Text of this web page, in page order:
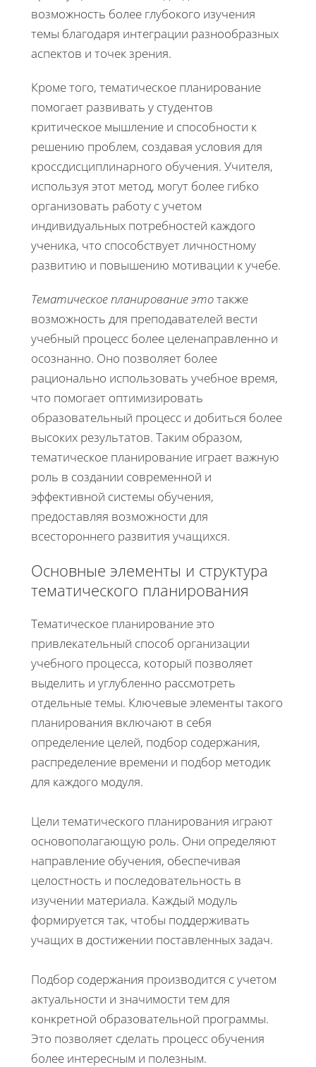
возможность более глубокого изучения
темы благодаря интеграции разнообразных
аспектов и точек зрения.
Кроме того, тематическое планирование
помогает развивать у студентов
критическое мышление и способности к
решению проблем, создавая условия для
кроссдисциплинарного обучения. Учителя,
используя этот метод, могут более гибко
организовать работу с учетом
индивидуальных потребностей каждого
ученика, что способствует личностному
развитию и повышению мотивации к учебе.
Тематическое планирование этотакже
возможность для преподавателей вести
учебный процесс более целенаправленно и
осознанно. Оно позволяет более
рационально использовать учебное время,
что помогает оптимизировать
образовательный процесс и добиться более
высоких результатов. Таким образом,
тематическое планирование играет важную
роль в создании современной и
эффективной системы обучения,
предоставляя возможности для
всестороннего развития учащихся.
Основные элементы и структура
тематического планирования
Тематическое планирование это
привлекательный способ организации
учебного процесса, который позволяет
выделить и углубленно рассмотреть
отдельные темы. Ключевые элементы такого
планирования включают в себя
определение целей, подбор содержания,
распределение времени и подбор методик
для каждого модуля.
Цели тематического планирования играют
основополагающую роль. Они определяют
направление обучения, обеспечивая
целостность и последовательность в
изучении материала. Каждый модуль
формируется так, чтобы поддерживать
учащих в достижении поставленных задач.
Подбор содержания производится с учетом
актуальности и значимости тем для
конкретной образовательной программы.
Это позволяет сделать процесс обучения
более интересным и полезным.